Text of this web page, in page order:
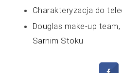
Charakteryzacja do
Douglas make-up
Sarnim Stoku